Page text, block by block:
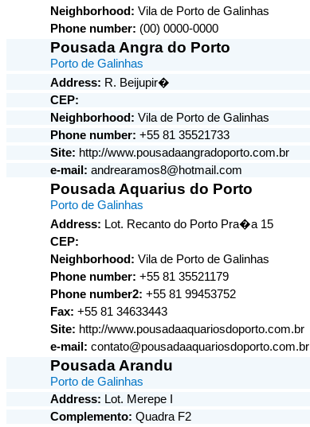
Neighborhood: Vila de Porto de Galinhas
Phone number: (00) 0000-0000
Pousada Angra do Porto
Porto de Galinhas
Address: R. Beijupir�
CEP:
Neighborhood: Vila de Porto de Galinhas
Phone number: +55 81 35521733
Site: http://www.pousadaangradoporto.com.br
e-mail: andrearamos8@hotmail.com
Pousada Aquarius do Porto
Porto de Galinhas
Address: Lot. Recanto do Porto Pra�a 15
CEP:
Neighborhood: Vila de Porto de Galinhas
Phone number: +55 81 35521179
Phone number2: +55 81 99453752
Fax: +55 81 34633443
Site: http://www.pousadaaquariosdoporto.com.br
e-mail: contato@pousadaaquariosdoporto.com.br
Pousada Arandu
Porto de Galinhas
Address: Lot. Merepe I
Complemento: Quadra F2